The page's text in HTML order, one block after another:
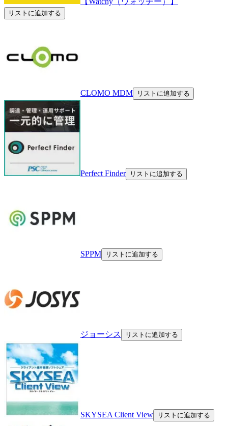
リストに追加する
CLOMO MDM リストに追加する
Perfect Finder リストに追加する
SPPM リストに追加する
ジョーシス リストに追加する
SKYSEA Client View リストに追加する